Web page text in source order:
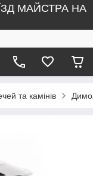
МАЙСТРА НА
та камінів